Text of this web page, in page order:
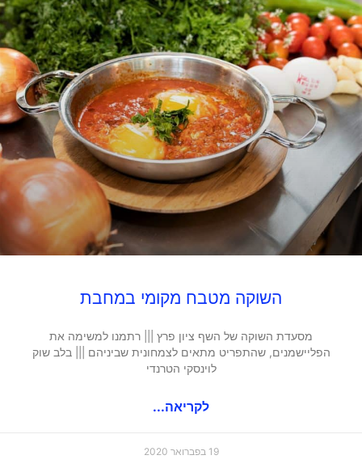
השוקה מטבח מקומי במחבת
מסעדת השוקה של השף ציון פרץ ||| רתמנו למשימה את
הפליישמנים, שהתפריט מתאים לצמחונית שביניהם ||| בלב שוק
לוינסקי הטרנדי
לקריאה...
19 בפברואר 2020